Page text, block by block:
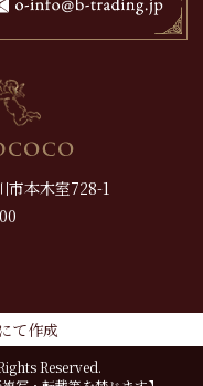
本木室728-1
て作成
Reserved.